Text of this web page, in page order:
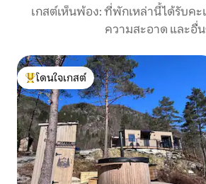
เกสต์เห็นพ้อง: ที่พักเหล่านี้ได้รับค
ความสะอาด และอื่
โดนใจเกสต์ที่สุด
โดนใจเกสต์